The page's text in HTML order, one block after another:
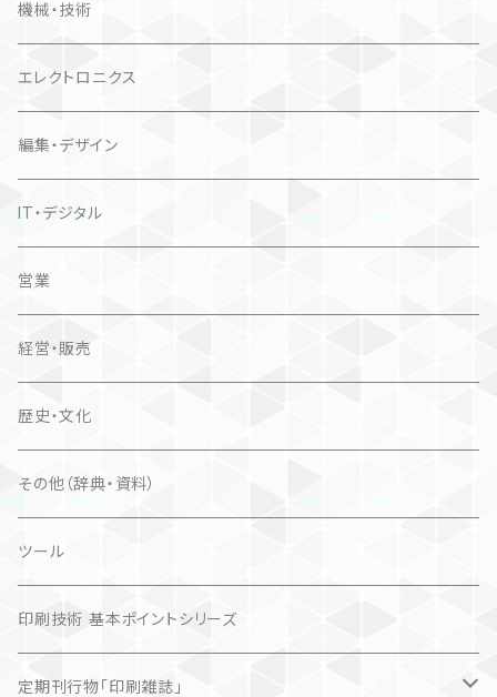
機械・技術
エレクトロニクス
編集・デザイン
IT・デジタル
営業
経営・販売
歴史・文化
その他（辞典・資料）
ツール
印刷技術 基本ポイントシリーズ
定期刊行物「印刷雑誌」